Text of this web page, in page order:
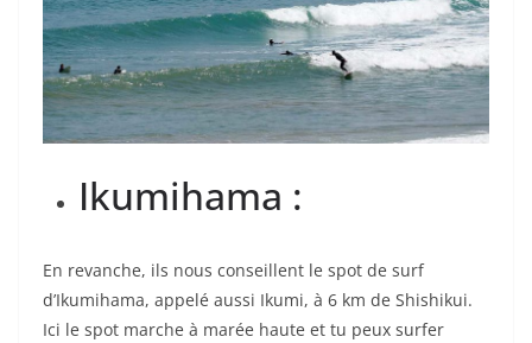
Ikumihama :
En revanche, ils nous conseillent le spot de surf
d’Ikumihama, appelé aussi Ikumi, à 6 km de Shishikui.
Ici le spot marche à marée haute et tu peux surfer